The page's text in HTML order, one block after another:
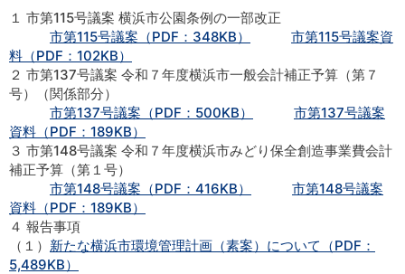
１ 市第115号議案 横浜市公園条例の一部改正
市第115号議案（PDF：348KB）
市第115号議案資
料（PDF：102KB）
２ 市第137号議案 令和７年度横浜市一般会計補正予算（第７
号）（関係部分）
市第137号議案（PDF：500KB）
市第137号議案
資料（PDF：189KB）
３ 市第148号議案 令和７年度横浜市みどり保全創造事業費会計
補正予算（第１号）
市第148号議案（PDF：416KB）
市第148号議案
資料（PDF：189KB）
４ 報告事項
（１） 新たな横浜市環境管理計画（素案）について（PDF：
5,489KB）